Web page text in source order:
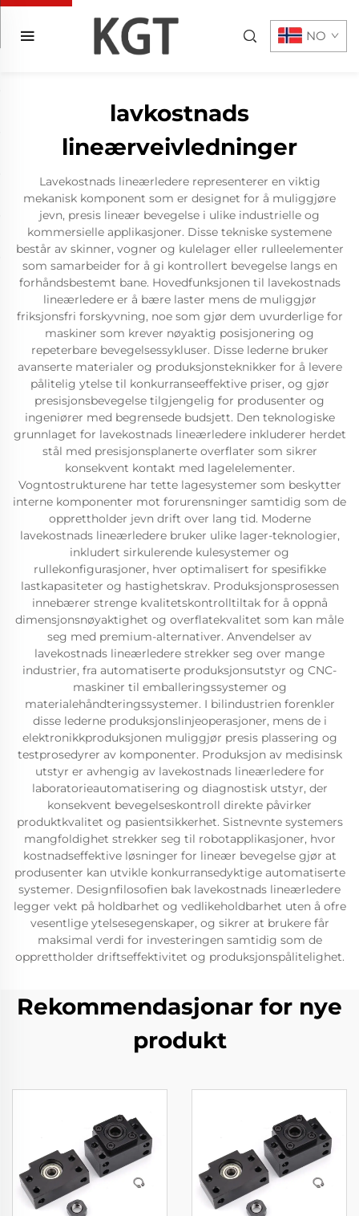
NO
lavkostnads
lineærveivledninger
Lavekostnads lineærledere representerer en viktig
mekanisk komponent som er designet for å muliggjøre
jevn, presis lineær bevegelse i ulike industrielle og
kommersielle applikasjoner. Disse tekniske systemene
består av skinner, vogner og kulelager eller rulleelementer
som samarbeider for å gi kontrollert bevegelse langs en
forhåndsbestemt bane. Hovedfunksjonen til lavekostnads
lineærledere er å bære laster mens de muliggjør
friksjonsfri forskyvning, noe som gjør dem uvurderlige for
maskiner som krever nøyaktig posisjonering og
repeterbare bevegelsessykluser. Disse lederne bruker
avanserte materialer og produksjonsteknikker for å levere
pålitelig ytelse til konkurranseeffektive priser, og gjør
presisjonsbevegelse tilgjengelig for produsenter og
ingeniører med begrensede budsjett. Den teknologiske
grunnlaget for lavekostnads lineærledere inkluderer herdet
stål med presisjonsplanerte overflater som sikrer
konsekvent kontakt med lagelelementer.
Vogntostrukturene har tette lagesystemer som beskytter
interne komponenter mot forurensninger samtidig som de
opprettholder jevn drift over lang tid. Moderne
lavekostnads lineærledere bruker ulike lager-teknologier,
inkludert sirkulerende kulesystemer og
rullekonfigurasjoner, hver optimalisert for spesifikke
lastkapasiteter og hastighetskrav. Produksjonsprosessen
innebærer strenge kvalitetskontrolltiltak for å oppnå
dimensjonsnøyaktighet og overflatekvalitet som kan måle
seg med premium-alternativer. Anvendelser av
lavekostnads lineærledere strekker seg over mange
industrier, fra automatiserte produksjonsutstyr og CNC-
maskiner til emballeringssystemer og
materialehåndteringssystemer. I bilindustrien forenkler
disse lederne produksjonslinjeoperasjoner, mens de i
elektronikkproduksjonen muliggjør presis plassering og
testprosedyrer av komponenter. Produksjon av medisinsk
utstyr er avhengig av lavekostnads lineærledere for
laboratorieautomatisering og diagnostisk utstyr, der
konsekvent bevegelseskontroll direkte påvirker
produktkvalitet og pasientsikkerhet. Sistnevnte systemers
mangfoldighet strekker seg til robotapplikasjoner, hvor
kostnadseffektive løsninger for lineær bevegelse gjør at
produsenter kan utvikle konkurransedyktige automatiserte
systemer. Designfilosofien bak lavekostnads lineærledere
legger vekt på holdbarhet og vedlikeholdbarhet uten å ofre
vesentlige ytelsesegenskaper, og sikrer at brukere får
maksimal verdi for investeringen samtidig som de
opprettholder driftseffektivitet og produksjonspålitelighet.
Rekommendasjonar for nye
produkt